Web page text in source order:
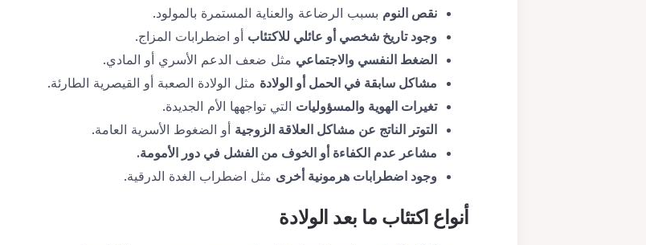
نقص النوم بسبب الرضاعة والعناية المستمرة بالمولود.
وجود تاريخ شخصي أو عائلي للاكتئاب أو اضطرابات المزاج.
الضغط النفسي والاجتماعي مثل ضعف الدعم الأسري أو المادي.
مشاكل سابقة في الحمل أو الولادة مثل الولادة الصعبة أو القيصرية الطارئة.
تغيرات الهوية والمسؤوليات التي تواجهها الأم الجديدة.
التوتر الناتج عن مشاكل العلاقة الزوجية أو الضغوط الأسرية العامة.
مشاعر عدم الكفاءة أو الخوف من الفشل في دور الأمومة.
وجود اضطرابات هرمونية أخرى مثل اضطراب الغدة الدرقية.
أنواع اكتئاب ما بعد الولادة